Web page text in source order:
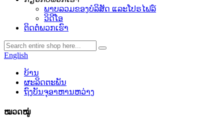
ພາບລວມຂອງບໍລິສັດ ແລະໂປຣໄຟລ໌
ວິດີໂອ
ຕິດຕໍ່ພວກເຮົາ
English
ບ້ານ
ຜະລິດຕະພັນ
ຖົງບັນຈຸອາຫານຫວ່າງ
ໝວດໝູ່